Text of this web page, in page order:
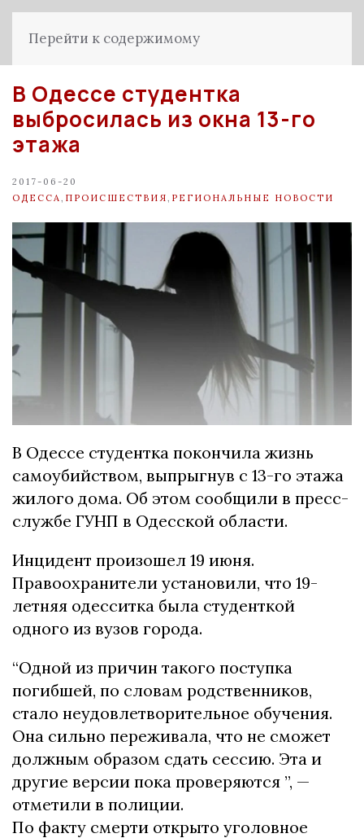
Перейти к содержимому
В Одессе студентка
выбросилась из окна 13-го
этажа
2017-06-20
ОДЕССА
ПРОИСШЕСТВИЯ РЕГИОНАЛЬНЫЕ НОВОСТИ
В Одессе студентка покончила жизнь
самоубийством, выпрыгнув с 13-го этажа
жилого дома. Об этом сообщили в пресс-
службе ГУНП в Одесской области.
Инцидент произошел 19 июня.
Правоохранители установили, что 19-
летняя одесситка была студенткой
одного из вузов города.
“Одной из причин такого поступка
погибшей, по словам родственников,
стало неудовлетворительное обучения.
Она сильно переживала, что не сможет
должным образом сдать сессию. Эта и
другие версии пока проверяются ”, —
отметили в полиции.
По факту смерти открыто уголовное